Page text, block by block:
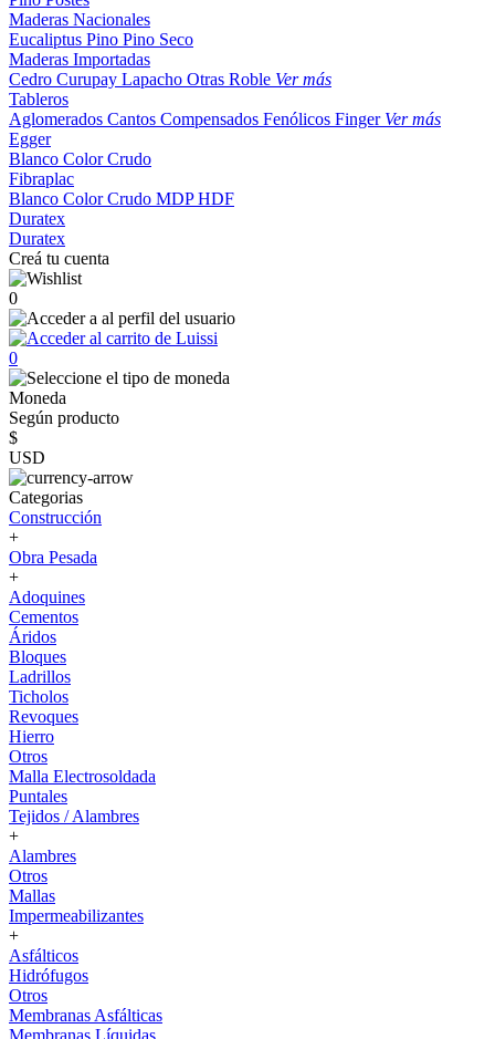
Maderas Nacionales
Eucaliptus Pino Pino Seco
Maderas Importadas
Cedro Curupay Lapacho Otras Roble Ver más
Tableros
Aglomerados Cantos Compensados Fenólicos Finger Ver más
Egger
Blanco ColorCrudo
Fibraplac
Blanco ColorCrudo MDPHDF
Duratex
Duratex
Creá tu cuenta
0
0
Moneda
Según producto
$
USD
Categorias
Construcción
+
Obra Pesada
+
Adoquines
Cementos
Áridos
Bloques
Ladrillos
Ticholos
Revoques
Hierro
Otros
Malla Electrosoldada
Puntales
Tejidos / Alambres
+
Alambres
Otros
Mallas
Impermeabilizantes
+
Asfálticos
Hidrófugos
Otros
Membranas Asfálticas
Membranas Líquidas